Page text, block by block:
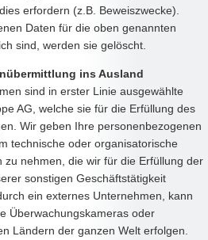
erfordern (z.B. Beweiszwecke).
Daten für die oben genannten
sind, werden sie gelöscht.
ins Ausland
sind in erster Linie ausgewählte
AG, welche sie für die Erfüllung des
Wir geben Ihre personenbezogenen
technische oder organisatorische
zu nehmen, die wir für die Erfüllung der
sonstigen Geschäftstätigkeit
ein externes Unternehmen, kann
Überwachungskameras oder
Ländern der ganzen Welt erfolgen.